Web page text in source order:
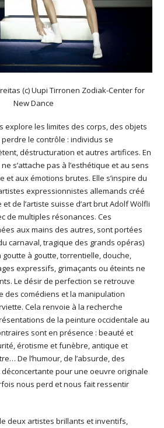
(c) Uupi Tirronen Zodiak-Center for
New Dance
explore les limites des corps, des objets
le contrôle : individus se
déstructuration et autres artifices. En
s’attache pas à l’esthétique et au sens
et aux émotions brutes. Elle s’inspire du
expressionnistes allemands créé
et de l’artiste suisse d’art brut Adolf Wölfli
de multiples résonances. Ces
aux mains des autres, sont portées
carnaval, tragique des grands opéras)
à goutte, torrentielle, douche,
expressifs, grimaçants ou éteints ne
Le désir de perfection se retrouve
des comédiens et la manipulation
Cela renvoie à la recherche
de la peinture occidentale au
sont en présence : beauté et
érotisme et funèbre, antique et
De l’humour, de l’absurde, des
pour une oeuvre originale
nous perd et nous fait ressentir
deux artistes brillants et inventifs,